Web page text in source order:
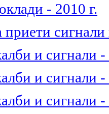
- 2010 г.
приети
и сигнали -
и сигнали -
и сигнали -